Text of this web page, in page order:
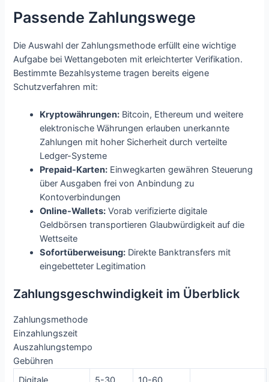
Passende Zahlungswege
Die Auswahl der Zahlungsmethode erfüllt eine wichtige
Aufgabe bei Wettangeboten mit erleichterter Verifikation.
Bestimmte Bezahlsysteme tragen bereits eigene
Schutzverfahren mit:
Kryptowährungen: Bitcoin, Ethereum und weitere
elektronische Währungen erlauben unerkannte
Zahlungen mit hoher Sicherheit durch verteilte
Ledger-Systeme
Prepaid-Karten: Einwegkarten gewähren Steuerung
über Ausgaben frei von Anbindung zu
Kontoverbindungen
Online-Wallets: Vorab verifizierte digitale
Geldbörsen transportieren Glaubwürdigkeit auf die
Wettseite
Sofortüberweisung: Direkte Banktransfers mit
eingebetteter Legitimation
Zahlungsgeschwindigkeit im Überblick
Zahlungsmethode
Einzahlungszeit
Auszahlungstempo
Gebühren